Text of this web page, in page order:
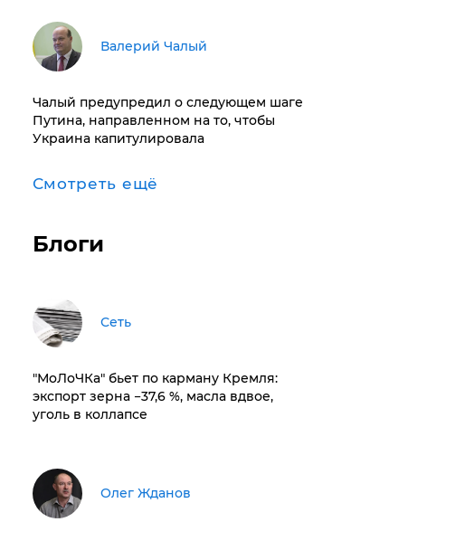
Валерий Чалый
Чалый предупредил о следующем шаге
Путина, направленном на то, чтобы
Украина капитулировала
Смотреть ещё
Блоги
Сеть
​"МоЛоЧКа" бьет по карману Кремля:
экспорт зерна −37,6 %, масла вдвое,
уголь в коллапсе
Олег Жданов